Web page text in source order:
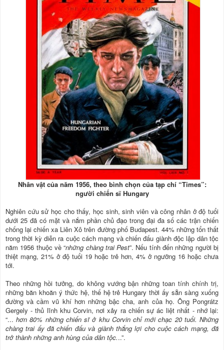
Nhân vật của năm 1956, theo bình chọn của tạp chí “Times”:
người chiến sĩ Hungary
Nghiên cứu sử học cho thấy, học sinh, sinh viên và công nhân ở độ tuổi
dưới 25 đã có mặt và nắm phần chủ đạo trong đại đa số các trận chiến
chống lại chiến xa Liên Xô trên đường phố Budapest. 44% những tổn thất
trong thời kỳ diễn ra cuộc cách mạng và chiến đấu giành độc lập dân tộc
năm 1956 thuộc về “những chàng trai Pest”. Nếu tính đến những người bị
thiệt mạng, 21% ở độ tuổi 19 hoặc trẻ hơn, 4% ở ngưỡng 16 hoặc chưa
tới.
Theo những hồi tưởng, do không vướng bận những toan tính chính trị,
những băn khoăn ý thức hệ, thế hệ trẻ Hungary thời ấy sẵn sàng xuống
đường và cầm vũ khí hơn những bậc cha, anh của họ. Ông Pongrátz
Gergely - thủ lĩnh khu Corvin, nơi xảy ra chiến sự ác liệt nhất - nhớ lại:
“...hơn 80% những chiến sĩ ở khu Corvin chỉ mới chạc 20 tuổi. Những
chàng trai ấy đã chiến đấu và giành thắng lợi cho cuộc cách mạng, đã
trở thành những anh hùng của dân tộc...”.